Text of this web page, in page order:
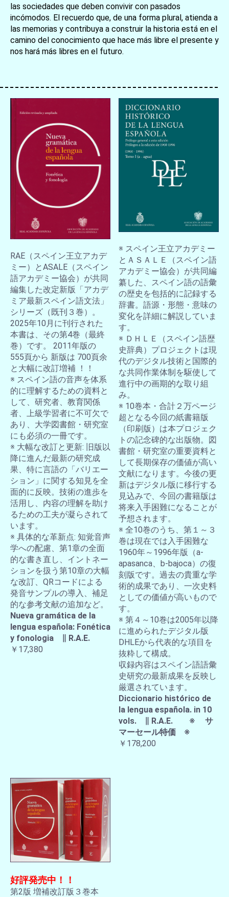
お買い物を続ける カートへ進む
las sociedades que deben convivir con pasados
incómodos. El recuerdo que, de una forma plural, atienda a
las memorias y contribuya a construir la historia está en el
camino del conocimiento que hace más libre el presente y
nos hará más libres en el futuro.
RAE（スペイン王立アカデ
ミー）とASALE（スペイン
語アカデミー協会）が共同
編集した改定新版「アカデ
ミア最新スペイン語文法」
シリーズ（既刊３巻）。
2025年10月に刊行された
本書は、その第4巻（最終
巻）です。 2011年版の
555頁から 新版は 700頁余
と大幅に改訂増補 ！！
※ スペイン語の音声を体系
的に理解するための資料と
して、研究者、教育関係
者、上級学習者に不可欠で
あり、大学図書館・研究室
にも必須の一冊です。
※ 大幅な改訂と更新: 旧版以
降に進んだ最新の研究成
果、特に言語の「バリエー
ション」に関する知見を全
面的に反映。技術の進歩を
活用し、内容の理解を助け
るための工夫が凝らされて
います。
※ 具体的な革新点: 知覚音声
学への配慮、第1章の全面
的な書き直し、イントネー
ションを扱う第10章の大幅
な改訂、QRコードによる
発音サンプルの導入、補足
的な参考文献の追加など。
Nueva gramática de la
lengua española: Fonética
y fonologia ∥ R.A.E.
￥17,380
※ スペイン王立アカデミー
とＡＳＡＬＥ（スペイン語
アカデミー協会）が共同編
纂した、スペイン語の語彙
の歴史を包括的に記録する
辞書。語源・形態・意味の
変化を詳細に解説していま
す。
※ ＤＨＬＥ（スペイン語歴
史辞典）プロジェクトは現
代のデジタル技術と国際的
な共同作業体制を駆使して
進行中の画期的な取り組
み。
※ 10巻本・合計２万ページ
超となる今回の紙書籍版
（印刷版）は本プロジェク
トの記念碑的な出版物。図
書館・研究室の重要資料と
して長期保存の価値が高い
文献になります。今後の更
新はデジタル版に移行する
見込みで、今回の書籍版は
将来入手困難になることが
予想されます。
※ 全10巻のうち、第１～３
巻は現在では入手困難な
1960年～1996年版（a-
apasanca、b-bajoca）の復
刻版です。過去の貴重な学
術的成果であり、一次史料
としての価値が高いもので
す。
※ 第４～10巻は2005年以降
に進められたデジタル版
DHLEから代表的な項目を
抜粋して構成。
収録内容はスペイン語語彙
史研究の最新成果を反映し
厳選されています。
Diccionario histórico de
la lengua española. in 10
vols. ∥ R.A.E. ※ サ
マーセール特価 ※
￥178,200
好評発売中！！
第2版 増補改訂版３巻本